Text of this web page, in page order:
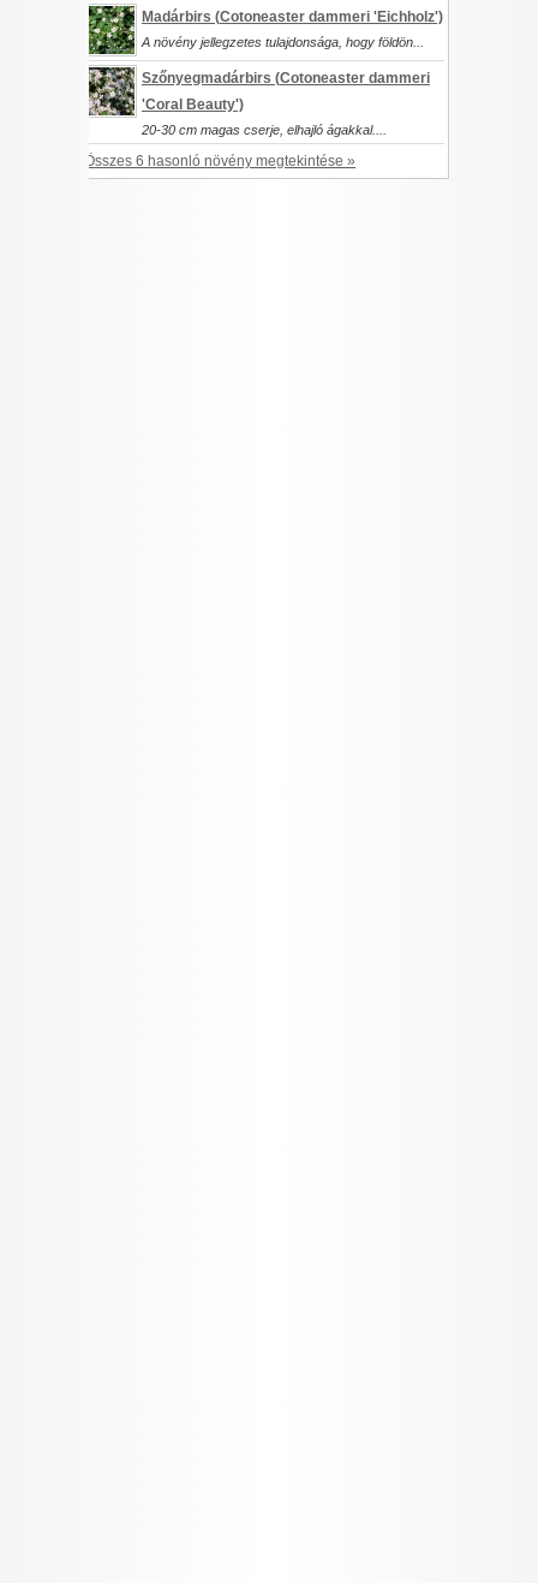
related to security, including authentication
functionality and fraud prevention, and other
user protection.
CONFIRM
Madárbirs (Cotoneaster dammeri 'Eichholz')
A növény jellegzetes tulajdonsága, hogy földön...
Szőnyegmadárbirs (Cotoneaster dammeri
'Coral Beauty')
20-30 cm magas cserje, elhajló ágakkal....
Összes 6 hasonló növény megtekintése »